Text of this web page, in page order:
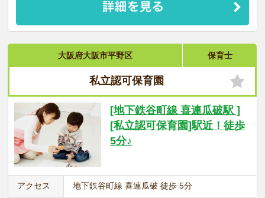
大阪府大阪市平野区 保育士
私立認可保育園
[地下鉄谷町線 喜連瓜破駅 ]
[私立認可保育園]駅近！徒歩
5分♪
アクセス 地下鉄谷町線 喜連瓜破 徒歩 5分